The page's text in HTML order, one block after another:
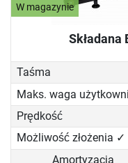
W magazynie
Składana
Taśma
Maks. waga
Prędkość
Możliwość złożenia ✓
Amortyzacja